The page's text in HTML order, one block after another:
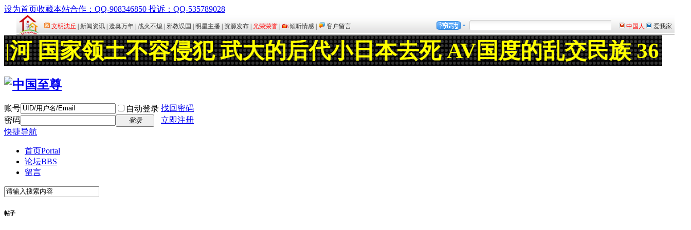
设为首页收藏本站合作：QQ-908346850 投诉：QQ-535789028
账号 自动登录 找回密码
密码
登录
立即注册
快捷导航
首页Portal
论坛BBS
留言
帖子